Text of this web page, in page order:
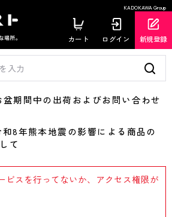
KADOKAWA Group
カート ログイン 新規登録
間中の出荷およびお問い合わせ
年熊本地震の影響による商品の
て
ビスを行ってないか、アクセス権限が